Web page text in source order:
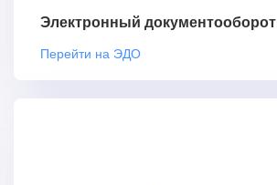
Электронный документооборот
Перейти на ЭДО